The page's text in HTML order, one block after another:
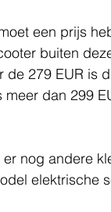
een prijs
buiten
279 EUR is
dan 299
nog andere
elektrische